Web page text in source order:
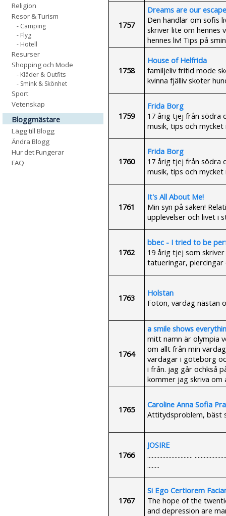
Religion
Resor & Turism
- Camping
- Flyg
- Hotell
Resurser
Shopping och Mode
- Kläder & Outfits
- Smink & Skönhet
Sport
Vetenskap
Bloggmästare
Lägg till Blogg
Ändra Blogg
Hur det Fungerar
FAQ
1757
Dreams are our
Den handlar om sofis
skriver lite om hennes
hennes liv! Tips på
1758
House of Helfrida
familjeliv fritid mode
kvinna fjälliv skoter
1759
Frida Borg
17 årig tjej från södra
musik, tips och mycket
1760
Frida Borg
17 årig tjej från södra
musik, tips och mycket
1761
It's All About Me!
Min syn på saken!
upplevelser och livet i
1762
bbec - I tried to be
19 årig tjej som
tatueringar, piercingar
1763
Holstan
Foton, vardag nästan
1764
a smile shows
mitt namn är olympia
om allt från min
vardagar i göteborg
i från. jag går ochkså
kommer jag skriva
1765
Caroline Anna Sofia
Attitydsproblem, bäst
1766
JOSIRE
..............................
........
1767
Si Ego Certiorem
The hope of the
and depression are